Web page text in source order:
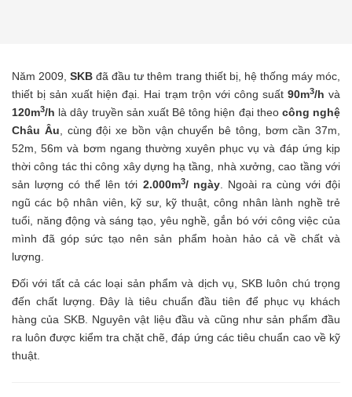
Năm 2009,SKB đã đầu tư thêm trang thiết bị, hệ thống máy móc,
thiết bị sản xuất hiện đại. Hai trạm trộn với công suất 90m3/h và
120m3/h là dây truyền sản xuất Bê tông hiện đại theo công nghệ
Châu Âu , cùng đội xe bồn vận chuyển bê tông, bơm cần 37m,
52m, 56m và bơm ngang thường xuyên phục vụ và đáp ứng kịp
thời công tác thi công xây dựng hạ tầng, nhà xưởng, cao tầng với
sản lượng có thể lên tới 2.000m3/ ngày. Ngoài ra cùng với đội
ngũ các bộ nhân viên, kỹ sư, kỹ thuật, công nhân lành nghề trẻ
tuổi, năng động và sáng tạo, yêu nghề, gắn bó với công việc của
mình đã góp sức tạo nên sản phẩm hoàn hảo cả về chất và
lượng.
Đối với tất cả các loại sản phẩm và dịch vụ, SKB luôn chú trọng
đến chất lượng. Đây là tiêu chuẩn đầu tiên để phục vụ khách
hàng của SKB. Nguyên vật liệu đầu và cũng như sản phẩm đầu
ra luôn được kiểm tra chặt chẽ, đáp ứng các tiêu chuẩn cao về kỹ
thuật.